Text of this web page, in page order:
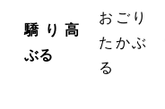
驕り高
ぶる
おごり
たかぶ
る